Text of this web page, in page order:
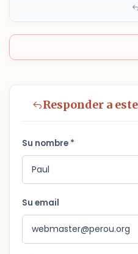
Responder a
Su nombre *
Su email